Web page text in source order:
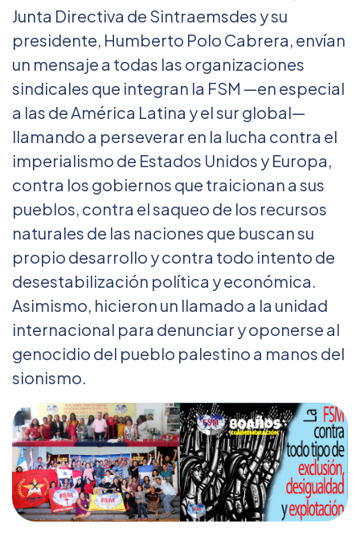
Junta Directiva de Sintraemsdes y su
presidente, Humberto Polo Cabrera, envían
un mensaje a todas las organizaciones
sindicales que integran la FSM —en especial
a las de América Latina y el sur global—
llamando a perseverar en la lucha contra el
imperialismo de Estados Unidos y Europa,
contra los gobiernos que traicionan a sus
pueblos, contra el saqueo de los recursos
naturales de las naciones que buscan su
propio desarrollo y contra todo intento de
desestabilización política y económica.
Asimismo, hicieron un llamado a la unidad
internacional para denunciar y oponerse al
genocidio del pueblo palestino a manos del
sionismo.